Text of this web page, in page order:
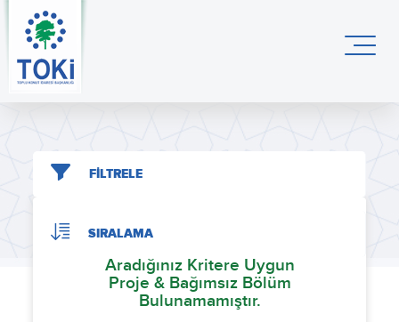
FİLTRELE
SIRALAMA
Aradığınız Kritere Uygun
Proje & Bağımsız Bölüm
Bulunamamıştır.